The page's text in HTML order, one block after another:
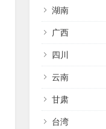
湖南
广西
四川
云南
甘肃
台湾